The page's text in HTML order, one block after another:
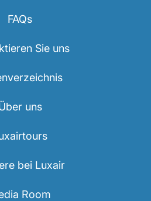
FAQs
Sie uns
uns
bei Luxair
Room